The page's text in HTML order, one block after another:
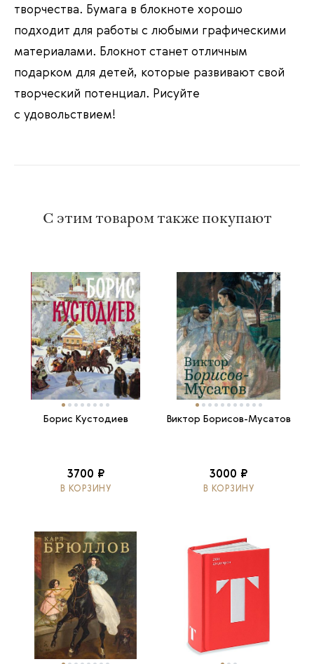
творчества. Бумага в блокноте хорошо
подходит для работы с любыми графическими
материалами. Блокнот станет отличным
подарком для детей, которые развивают свой
творческий потенциал. Рисуйте
с удовольствием!
С этим товаром также покупают
Борис Кустодиев
3700 ₽
В КОРЗИНУ
Виктор Борисов-Мусатов
3000 ₽
В КОРЗИНУ